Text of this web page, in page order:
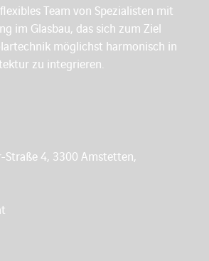
Team von Spezialisten mit
im Glasbau, das sich zum Ziel
möglichst harmonisch in
zu integrieren.
4, 3300 Amstetten,